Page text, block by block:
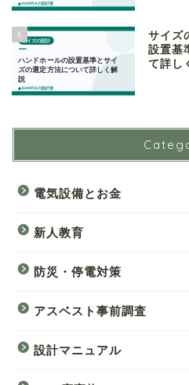
6
サイズ
設置基
て詳し
電気設備とお金
新人教育
防災・停電対策
アスベスト事前調査
設計マニュアル